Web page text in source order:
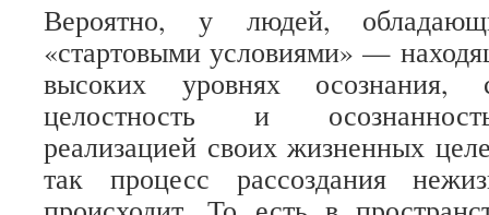
Вероятно, у людей,
«стартовыми условиями» —
высоких уровнях осознания,
целостность и
реализацией своих жизненных
так процесс рассоздания